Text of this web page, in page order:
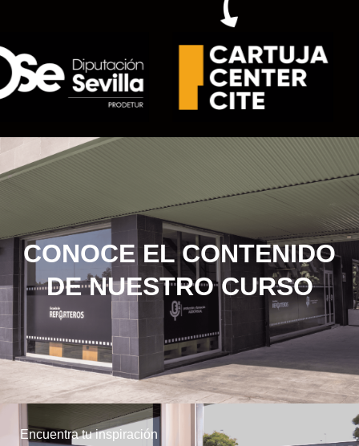
CONOCE EL CONTENIDO
DE NUESTRO CURSO
Encuentra tu inspiración